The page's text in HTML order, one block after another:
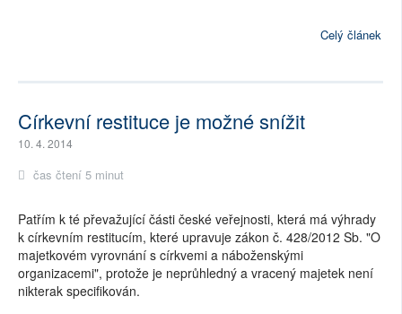
Celý článek
Církevní restituce je možné snížit
10. 4. 2014
čas čtení 5 minut
Patřím k té převažující části české veřejnosti, která má výhrady
k církevním restitucím, které upravuje zákon č. 428/2012 Sb. "O
majetkovém vyrovnání s církvemi a náboženskými
organizacemi", protože je neprůhledný a vracený majetek není
nikterak specifikován.